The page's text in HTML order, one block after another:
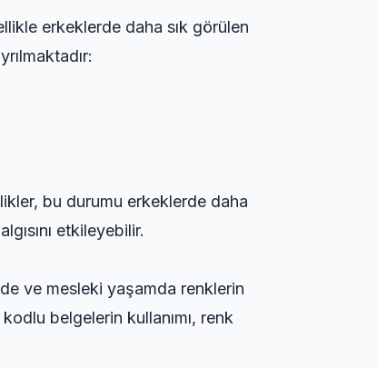
erkeklerde daha sık görülen
bu durumu erkeklerde daha
etkileyebilir.
ve mesleki yaşamda renklerin
belgelerin kullanımı, renk